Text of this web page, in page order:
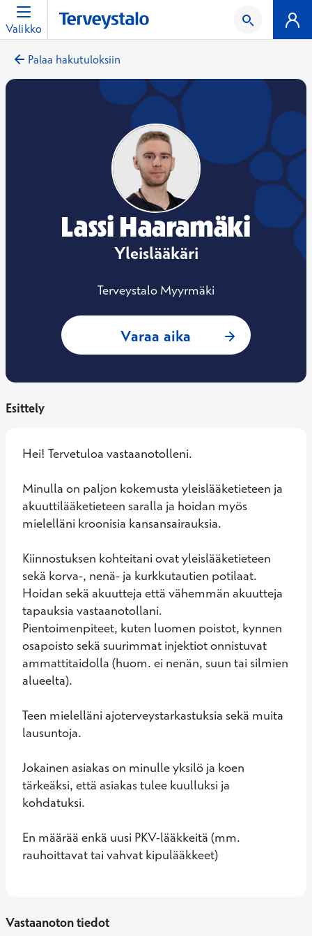
Valikko
Palaa hakutuloksiin
Lassi Haaramäki
Yleislääkäri
Terveystalo Myyrmäki
Varaa aika : Lassi
Esittely
Hei! Tervetuloa vastaanotolleni.
Minulla on paljon kokemusta yleislääketieteen ja
akuuttilääketieteen saralla ja hoidan myös
mielelläni kroonisia kansansairauksia.
Kiinnostuksen kohteitani ovat yleislääketieteen
sekä korva-, nenä- ja kurkkutautien potilaat.
Hoidan sekä akuutteja että vähemmän akuutteja
tapauksia vastaanotollani.
Pientoimenpiteet, kuten luomen poistot, kynnen
osapoisto sekä suurimmat injektiot onnistuvat
ammattitaidolla (huom. ei nenän, suun tai silmien
alueelta).
Teen mielelläni ajoterveystarkastuksia sekä muita
lausuntoja.
Jokainen asiakas on minulle yksilö ja koen
tärkeäksi, että asiakas tulee kuulluksi ja
kohdatuksi.
En määrää enkä uusi PKV-lääkkeitä (mm.
rauhoittavat tai vahvat kipulääkkeet)
Vastaanoton tiedot